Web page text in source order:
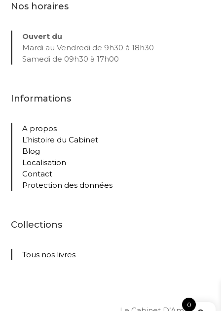
Nos horaires
Ouvert du
Mardi au Vendredi de 9h30 à 18h30
Samedi de 09h30 à 17h00
Informations
A propos
L’histoire du Cabinet
Blog
Localisation
Contact
Protection des données
Collections
Tous nos livres
0